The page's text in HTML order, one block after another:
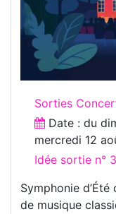
Sorties
Date : du
mercredi 12
Idée sortie n°
Symphonie
de musique